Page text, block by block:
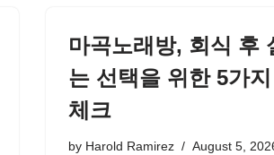
마곡노래방, 회식 후
는 선택을 위한 5가지
체크
by Harold Ramirez August 5,